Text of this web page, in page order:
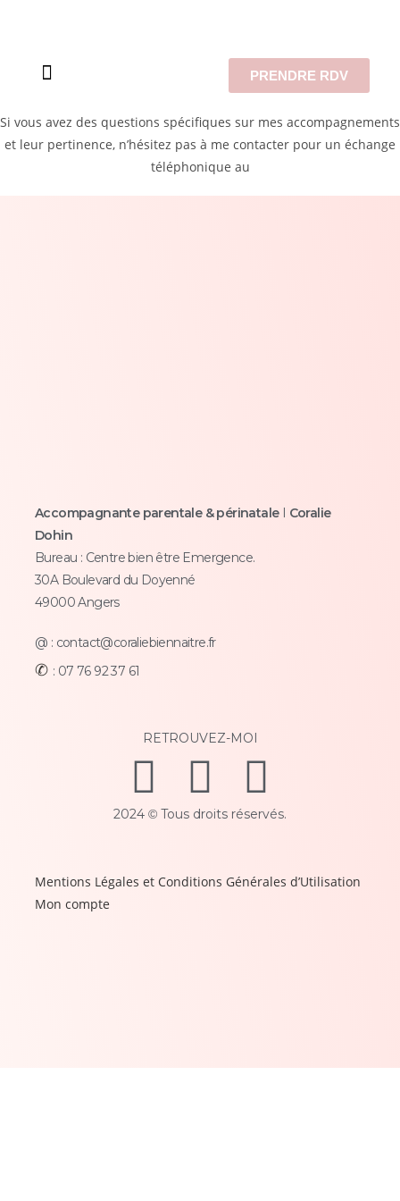
PRENDRE RDV
Si vous avez des questions spécifiques sur mes accompagnements
et leur pertinence, n’hésitez pas à me contacter pour un échange
téléphonique au
Accompagnante parentale & périnatale I Coralie
Dohin
Bureau : Centre bien être Emergence.
30A Boulevard du Doyenné
49000 Angers
@ : contact@coraliebiennaitre.fr
✆ : 07 76 92 37 61
RETROUVEZ-MOI
2024 © Tous droits réservés.
Mentions Légales et Conditions Générales d’Utilisation
Mon compte